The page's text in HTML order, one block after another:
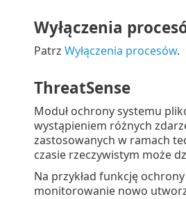
Wyłączenia
Patrz Wyłączenia procesów.
ThreatSense
Moduł ochrony systemu
wystąpieniem różnych
zastosowanych w ramach
czasie rzeczywistym może
Na przykład funkcję
monitorowanie nowo